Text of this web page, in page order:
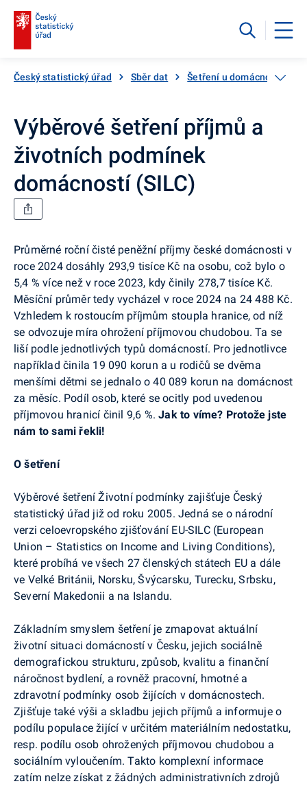
Český statistický úřad Sběr dat Šetření u domácností
Výběrové šetření příjmů a
životních podmínek
domácností (SILC)
Průměrné roční čisté peněžní příjmy české domácnosti v
roce 2024 dosáhly 293,9 tisíce Kč na osobu, což bylo o
5,4 % více než v roce 2023, kdy činily 278,7 tisíce Kč.
Měsíční průměr tedy vycházel v roce 2024 na 24 488 Kč.
Vzhledem k rostoucím příjmům stoupla hranice, od níž
se odvozuje míra ohrožení příjmovou chudobou. Ta se
liší podle jednotlivých typů domácností. Pro jednotlivce
například činila 19 090 korun a u rodičů se dvěma
menšími dětmi se jednalo o 40 089 korun na domácnost
za měsíc. Podíl osob, které se ocitly pod uvedenou
příjmovou hranicí činil 9,6 %.Jak to víme? Protože jste
nám to sami řekli!
O šetření
Výběrové šetření Životní podmínky zajišťuje Český
statistický úřad již od roku 2005. Jedná se o národní
verzi celoevropského zjišťování EU-SILC (European
Union – Statistics on Income and Living Conditions),
které probíhá ve všech 27 členských státech EU a dále
ve Velké Británii, Norsku, Švýcarsku, Turecku, Srbsku,
Severní Makedonii a na Islandu.
Základním smyslem šetření je zmapovat aktuální
životní situaci domácností v Česku, jejich sociálně
demografickou strukturu, způsob, kvalitu a finanční
náročnost bydlení, a rovněž pracovní, hmotné a
zdravotní podmínky osob žijících v domácnostech.
Zjišťuje také výši a skladbu jejich příjmů a informuje o
podílu populace žijící v určitém materiálním nedostatku,
resp. podílu osob ohrožených příjmovou chudobou a
sociálním vyloučením. Takto komplexní informace
zatím nelze získat z žádných administrativních zdrojů